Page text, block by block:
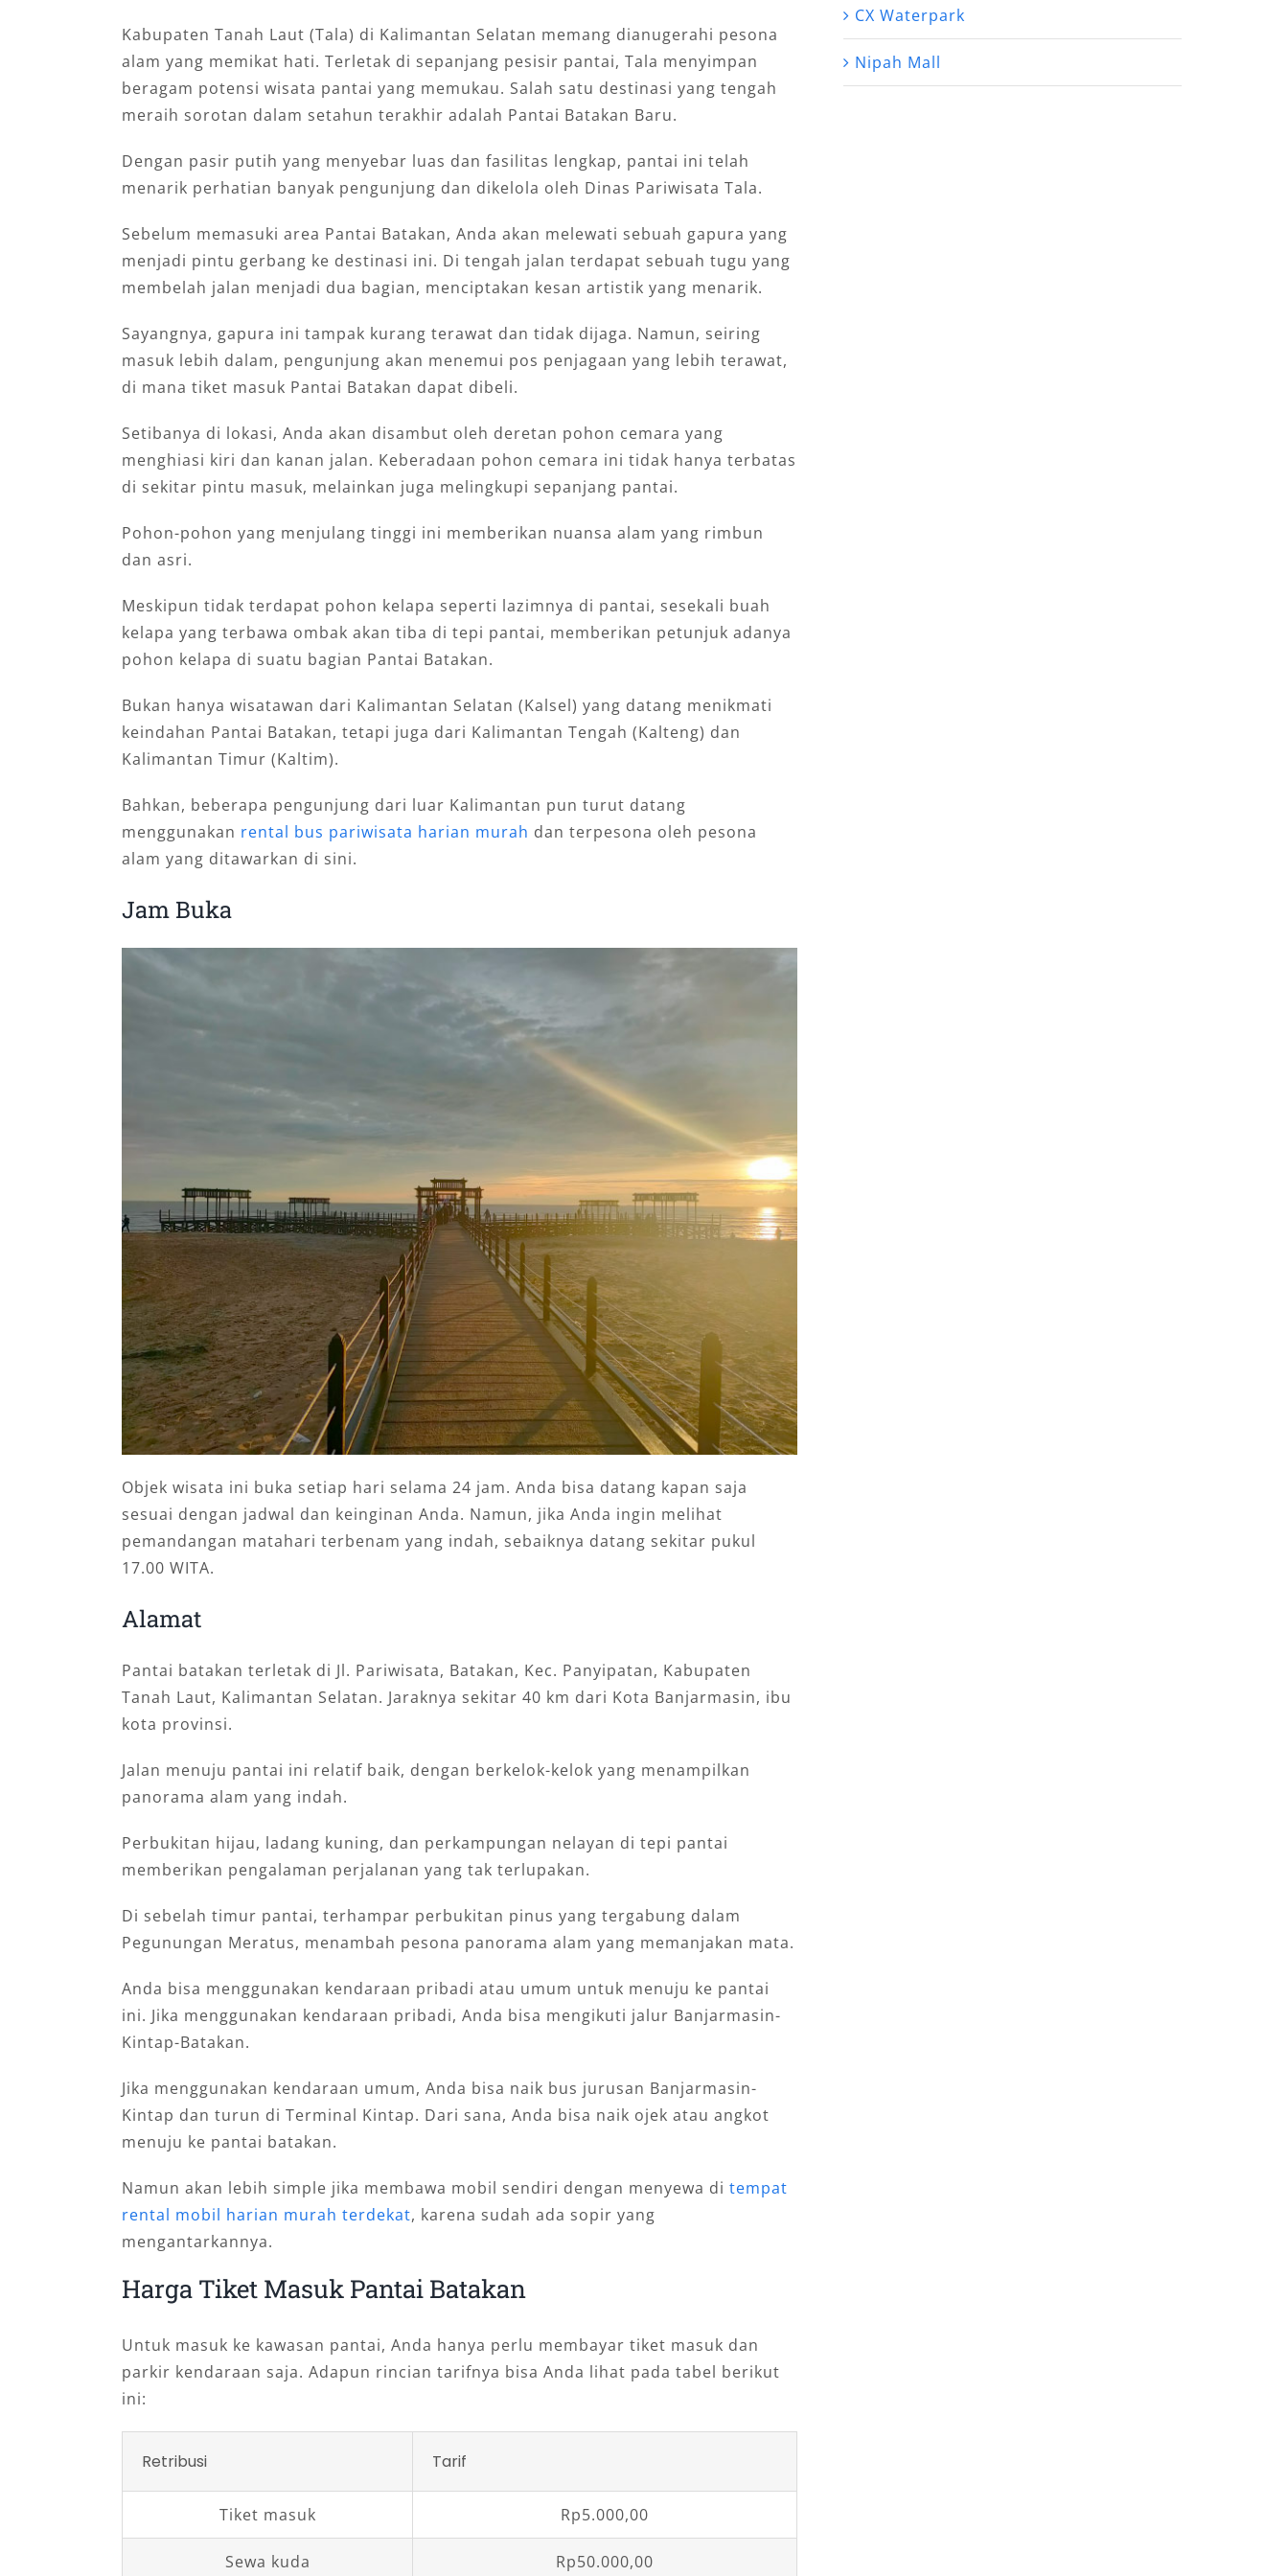
Kabupaten Tanah Laut (Tala) di Kalimantan Selatan memang dianugerahi pesona
alam yang memikat hati. Terletak di sepanjang pesisir pantai, Tala menyimpan
beragam potensi wisata pantai yang memukau. Salah satu destinasi yang tengah
meraih sorotan dalam setahun terakhir adalah Pantai Batakan Baru.
Dengan pasir putih yang menyebar luas dan fasilitas lengkap, pantai ini telah
menarik perhatian banyak pengunjung dan dikelola oleh Dinas Pariwisata Tala.
Sebelum memasuki area Pantai Batakan, Anda akan melewati sebuah gapura yang
menjadi pintu gerbang ke destinasi ini. Di tengah jalan terdapat sebuah tugu yang
membelah jalan menjadi dua bagian, menciptakan kesan artistik yang menarik.
Sayangnya, gapura ini tampak kurang terawat dan tidak dijaga. Namun, seiring
masuk lebih dalam, pengunjung akan menemui pos penjagaan yang lebih terawat,
di mana tiket masuk Pantai Batakan dapat dibeli.
Setibanya di lokasi, Anda akan disambut oleh deretan pohon cemara yang
menghiasi kiri dan kanan jalan. Keberadaan pohon cemara ini tidak hanya terbatas
di sekitar pintu masuk, melainkan juga melingkupi sepanjang pantai.
Pohon-pohon yang menjulang tinggi ini memberikan nuansa alam yang rimbun
dan asri.
Meskipun tidak terdapat pohon kelapa seperti lazimnya di pantai, sesekali buah
kelapa yang terbawa ombak akan tiba di tepi pantai, memberikan petunjuk adanya
pohon kelapa di suatu bagian Pantai Batakan.
Bukan hanya wisatawan dari Kalimantan Selatan (Kalsel) yang datang menikmati
keindahan Pantai Batakan, tetapi juga dari Kalimantan Tengah (Kalteng) dan
Kalimantan Timur (Kaltim).
Bahkan, beberapa pengunjung dari luar Kalimantan pun turut datang
menggunakan rental bus pariwisata harian murah dan terpesona oleh pesona
alam yang ditawarkan di sini.
Jam Buka
Objek wisata ini buka setiap hari selama 24 jam. Anda bisa datang kapan saja
sesuai dengan jadwal dan keinginan Anda. Namun, jika Anda ingin melihat
pemandangan matahari terbenam yang indah, sebaiknya datang sekitar pukul
17.00 WITA.
Alamat
Pantai batakan terletak di Jl. Pariwisata, Batakan, Kec. Panyipatan, Kabupaten
Tanah Laut, Kalimantan Selatan. Jaraknya sekitar 40 km dari Kota Banjarmasin, ibu
kota provinsi.
Jalan menuju pantai ini relatif baik, dengan berkelok-kelok yang menampilkan
panorama alam yang indah.
Perbukitan hijau, ladang kuning, dan perkampungan nelayan di tepi pantai
memberikan pengalaman perjalanan yang tak terlupakan.
Di sebelah timur pantai, terhampar perbukitan pinus yang tergabung dalam
Pegunungan Meratus, menambah pesona panorama alam yang memanjakan mata.
Anda bisa menggunakan kendaraan pribadi atau umum untuk menuju ke pantai
ini. Jika menggunakan kendaraan pribadi, Anda bisa mengikuti jalur Banjarmasin-
Kintap-Batakan.
Jika menggunakan kendaraan umum, Anda bisa naik bus jurusan Banjarmasin-
Kintap dan turun di Terminal Kintap. Dari sana, Anda bisa naik ojek atau angkot
menuju ke pantai batakan.
Namun akan lebih simple jika membawa mobil sendiri dengan menyewa di tempat
rental mobil harian murah terdekat, karena sudah ada sopir yang
mengantarkannya.
Harga Tiket Masuk Pantai Batakan
Untuk masuk ke kawasan pantai, Anda hanya perlu membayar tiket masuk dan
parkir kendaraan saja. Adapun rincian tarifnya bisa Anda lihat pada tabel berikut
ini:
Retribusi Tarif
Tiket masuk Rp5.000,00
Sewa kuda Rp50.000,00
CX Waterpark
Nipah Mall